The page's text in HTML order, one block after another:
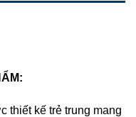
thiết kế trẻ trung mang